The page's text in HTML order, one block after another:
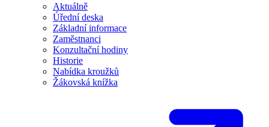
Aktuálně
Úřední deska
Základní informace
Zaměstnanci
Konzultační hodiny
Historie
Nabídka kroužků
Žákovská knížka